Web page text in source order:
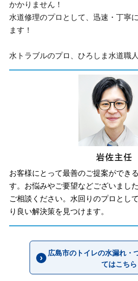
かかりません！
水道修理のプロとして、迅速・丁寧
ます！
水トラブルのプロ、ひろしま水道職
お客様にとって最善のご提案ができ
す。お悩みやご要望などございまし
ご相談ください。水回りのプロとし
り良い解決策を見つけます。
広島市のトイレの水漏れ・
てはこちら